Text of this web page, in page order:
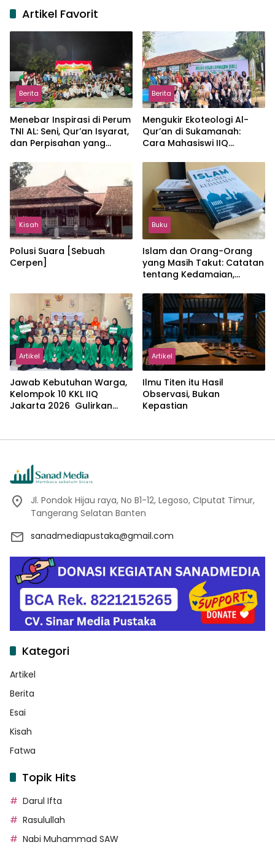
Artikel Favorit
Berita
Menebar Inspirasi di Perum
TNI AL: Seni, Qur’an Isyarat,
dan Perpisahan yang
Berita
Mengukir Ekoteologi Al-
Qur’an di Sukamanah:
Cara Mahasiswi IIQ
Jonggol
Kisah
Polusi Suara [Sebuah
Cerpen]
Buku
Islam dan Orang-Orang
yang Masih Takut: Catatan
tentang Kedamaian,
dalam Pemikiran Masykuri
Abdillah
Artikel
Jawab Kebutuhan Warga,
Kelompok 10 KKL IIQ
Jakarta 2026 Gulirkan
Artikel
Ilmu Titen itu Hasil
Observasi, Bukan
Kepastian
Jl. Pondok Hijau raya, No B1-12, Legoso, CIputat Timur,
Tangerang Selatan Banten
sanadmediapustaka@gmail.com
Kategori
Artikel
Berita
Esai
Kisah
Fatwa
Topik Hits
Darul Ifta
Rasulullah
Nabi Muhammad SAW